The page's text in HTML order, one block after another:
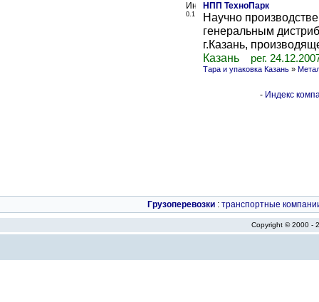
0.1
НПП ТехноПарк
Научно
генеральным
г.Казань,
Казань
рег.
Тара и упаковка Казань »
- Индекс
Грузоперевозки : транспортные
Copyright © 2000 -